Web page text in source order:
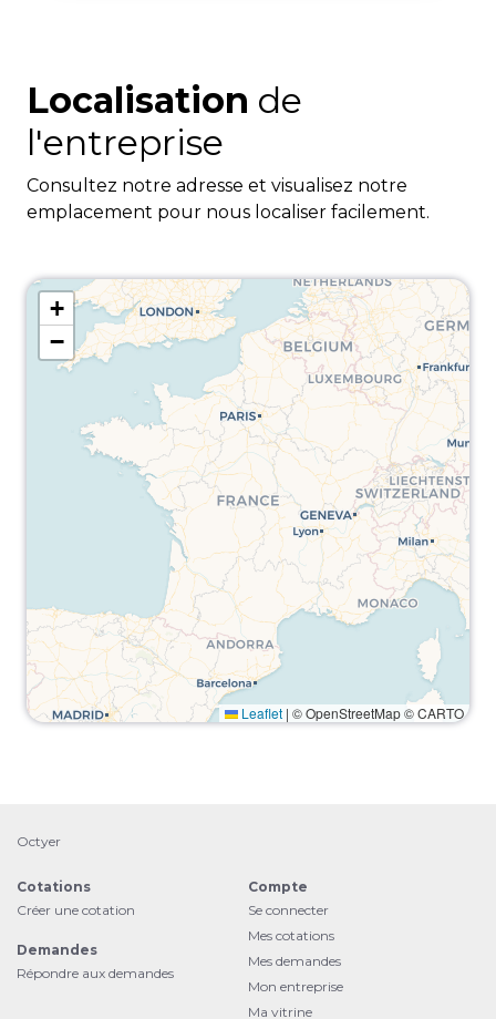
Localisation de
l'entreprise
Consultez notre adresse et visualisez notre
emplacement pour nous localiser facilement.
+
−
Leaflet | © OpenStreetMap © CARTO
Octyer
Cotations
Créer une cotation
Demandes
Répondre aux demandes
Compte
Se connecter
Mes cotations
Mes demandes
Mon entreprise
Ma vitrine